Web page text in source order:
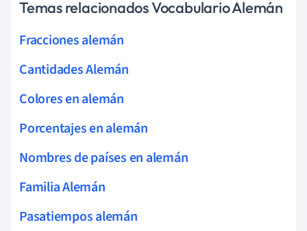
Temas relacionados Vocabulario Alemán
Fracciones alemán
Cantidades Alemán
Colores en alemán
Porcentajes en alemán
Nombres de países en alemán
Familia Alemán
Pasatiempos alemán